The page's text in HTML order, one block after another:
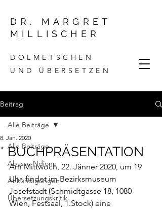
DR. MARGRET
MILLISCHER
DOLMETSCHEN
UND ÜBERSETZEN
Beitrag
Alle Beiträge
Abasse Ndione
Ankündigungen
Übersetzungskritik
Alle Beiträge
* BUCHPRÄSENTATION
8. Jan. 2020
Am Mittwoch, 22. Jänner 2020, um 19
Uhr, findet im Bezirksmuseum
Josefstadt (Schmidtgasse 18, 1080
Wien, Festsaal, 1.Stock) eine